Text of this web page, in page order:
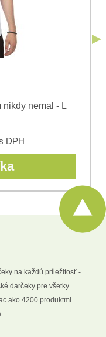
nikdy nemal - L
DPH
na každú príležitosť -
darčeky pre všetky
ako 4200 produktmi